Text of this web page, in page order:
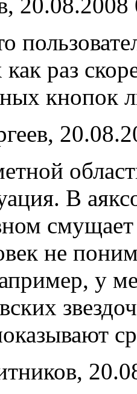
как раз
кнопок
В
смущает
не
у